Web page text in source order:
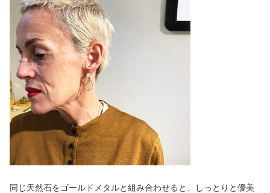
同じ天然石をゴールドメタルと組み合わせると、しっとりと優美